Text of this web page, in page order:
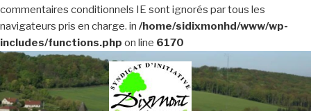
commentaires conditionnels IE sont ignorés par tous les
navigateurs pris en charge. in /home/sidixmonhd/www/wp-
includes/functions.php on line 6170
Aller
au
contenu
principal